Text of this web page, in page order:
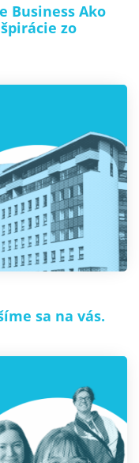
Business Ako
zo
sa na vás.